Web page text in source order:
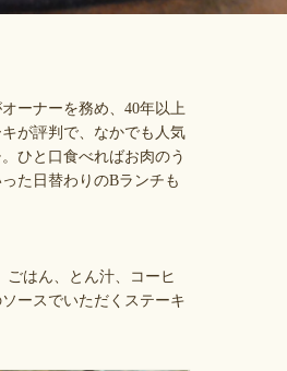
ーナーを務め、40年以上
が評判で、なかでも人気
ひと口食べればお肉のう
た日替わりのBランチも
ごはん、とん汁、コーヒ
ースでいただくステーキ